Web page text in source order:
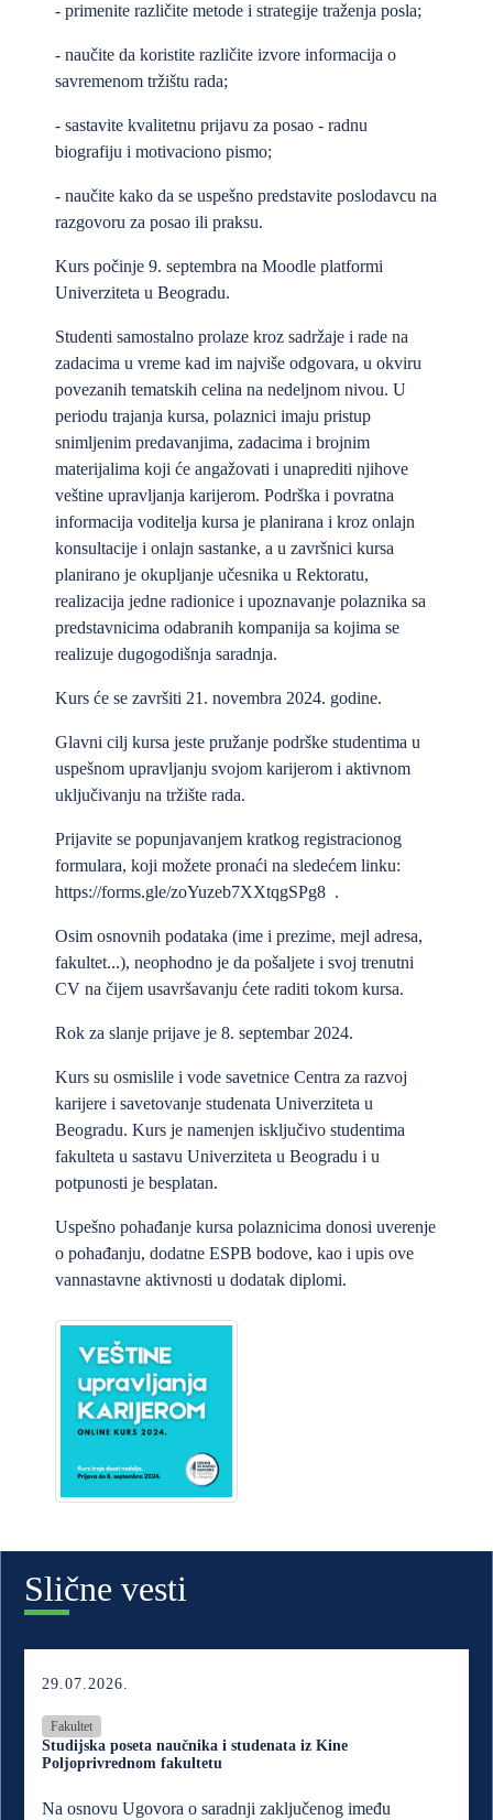
- primenite različite metode i strategije traženja posla;
- naučite da koristite različite izvore informacija o
savremenom tržištu rada;
- sastavite kvalitetnu prijavu za posao - radnu
biografiju i motivaciono pismo;
- naučite kako da se uspešno predstavite poslodavcu na
razgovoru za posao ili praksu.
Kurs počinje 9. septembra na Moodle platformi
Univerziteta u Beogradu.
Studenti samostalno prolaze kroz sadržaje i rade na
zadacima u vreme kad im najviše odgovara, u okviru
povezanih tematskih celina na nedeljnom nivou. U
periodu trajanja kursa, polaznici imaju pristup
snimljenim predavanjima, zadacima i brojnim
materijalima koji će angažovati i unaprediti njihove
veštine upravljanja karijerom. Podrška i povratna
informacija voditelja kursa je planirana i kroz onlajn
konsultacije i onlajn sastanke, a u završnici kursa
planirano je okupljanje učesnika u Rektoratu,
realizacija jedne radionice i upoznavanje polaznika sa
predstavnicima odabranih kompanija sa kojima se
realizuje dugogodišnja saradnja.
Kurs će se završiti 21. novembra 2024. godine.
Glavni cilj kursa jeste pružanje podrške studentima u
uspešnom upravljanju svojom karijerom i aktivnom
uključivanju na tržište rada.
Prijavite se popunjavanjem kratkog registracionog
formulara, koji možete pronaći na sledećem linku:
https://forms.gle/zoYuzeb7XXtqgSPg8 .
Osim osnovnih podataka (ime i prezime, mejl adresa,
fakultet...), neophodno je da pošaljete i svoj trenutni
CV na čijem usavršavanju ćete raditi tokom kursa.
Rok za slanje prijave je 8. septembar 2024.
Kurs su osmislile i vode savetnice Centra za razvoj
karijere i savetovanje studenata Univerziteta u
Beogradu. Kurs je namenjen isključivo studentima
fakulteta u sastavu Univerziteta u Beogradu i u
potpunosti je besplatan.
Uspešno pohađanje kursa polaznicima donosi uverenje
o pohađanju, dodatne ESPB bodove, kao i upis ove
vannastavne aktivnosti u dodatak diplomi.
Slične vesti
29.07.2026.
Fakultet
Studijska poseta naučnika i studenata iz Kine
Poljoprivrednom fakultetu
Na osnovu Ugovora o saradnji zaključenog imeđu